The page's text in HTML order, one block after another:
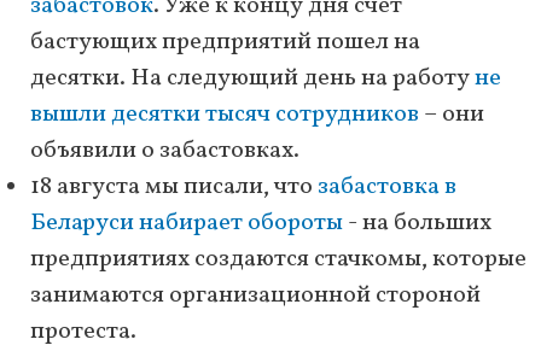
бастующих предприятий пошел на
десятки. На следующий день на работуне
вышли десятки тысяч сотрудников – они
объявили о забастовках.
18 августа мы писали, что забастовка в
Беларуси набирает обороты- на больших
предприятиях создаются стачкомы, которые
занимаются организационной стороной
протеста.